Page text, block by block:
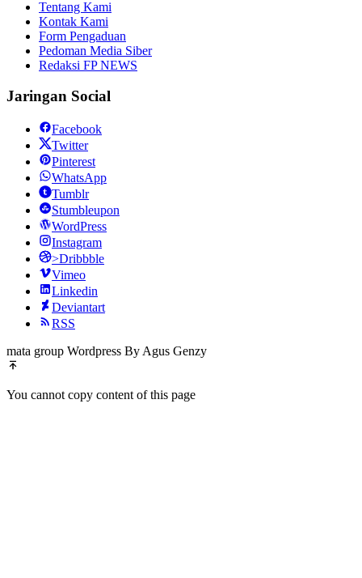
Tentang Kami
Kontak Kami
Form Pengaduan
Pedoman Media Siber
Redaksi FP NEWS
Jaringan Social
Facebook
Twitter
Pinterest
WhatsApp
Tumblr
Stumbleupon
WordPress
Instagram
>Dribbble
Vimeo
Linkedin
Deviantart
RSS
mata group Wordpress By Agus Genzy
You cannot copy content of this page